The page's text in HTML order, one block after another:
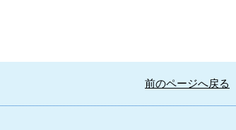
前のページへ戻る